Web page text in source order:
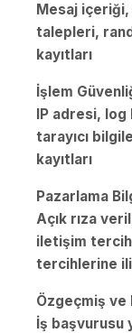
Mesaj
talepleri,
kayıtları
İşlem
IP adresi, log
tarayıcı
kayıtları
Pazarlama
Açık rıza
iletişim
tercihlerine
Özgeçmiş
İş başvurusu